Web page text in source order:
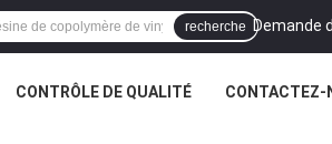
Demande
recherche
CONTRÔLE DE QUALITÉ CONTACTEZ-